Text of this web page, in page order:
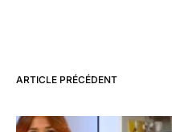
ARTICLE PRÉCÉDENT